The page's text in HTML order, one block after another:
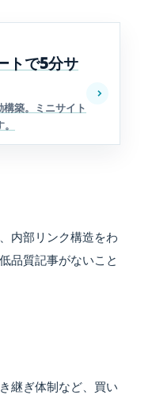
トで5分サ
築。ミニサイト
内部リンク構造をわ
品質記事がないこと
継ぎ体制など、買い